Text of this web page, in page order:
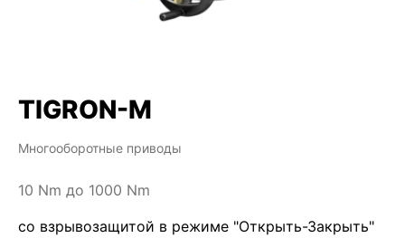
TIGRON-M
Многооборотные приводы
10 Nm до 1000 Nm
со взрывозащитой в режиме "Открыть-Закрыть"